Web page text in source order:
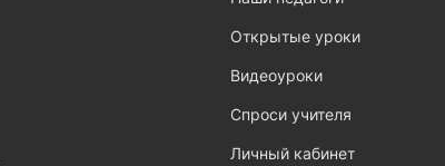
Открытые уроки
Видеоуроки
Спроси учителя
Личный кабинет